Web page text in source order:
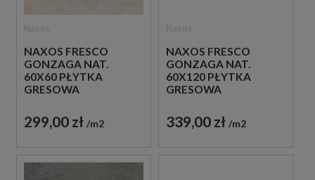
NAXOS FRESCO
GONZAGA NAT.
60X60 PŁYTKA
GRESOWA
299,00 zł m2
NAXOS FRESCO
GONZAGA NAT.
60X120 PŁYTKA
GRESOWA
339,00 zł m2